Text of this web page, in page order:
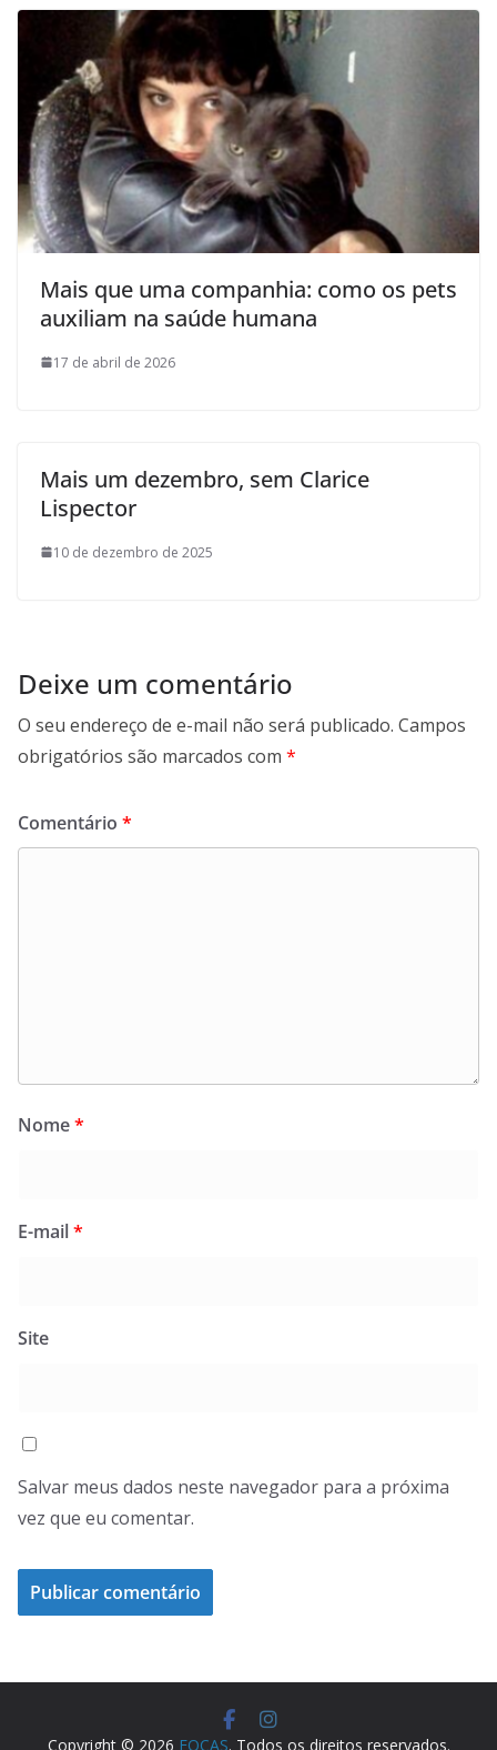
Mais que uma companhia: como os pets
auxiliam na saúde humana
17 de abril de 2026
Mais um dezembro, sem Clarice
Lispector
10 de dezembro de 2025
Deixe um comentário
O seu endereço de e-mail não será publicado. Campos
obrigatórios são marcados com *
Comentário *
Nome*
E-mail*
Site
Salvar meus dados neste navegador para a próxima
vez que eu comentar.
Copyright © 2026 FOCAS. Todos os direitos reservados.